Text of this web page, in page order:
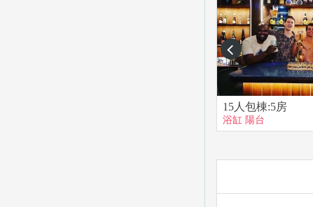
prev
15人包棟:5房
浴缸 陽台